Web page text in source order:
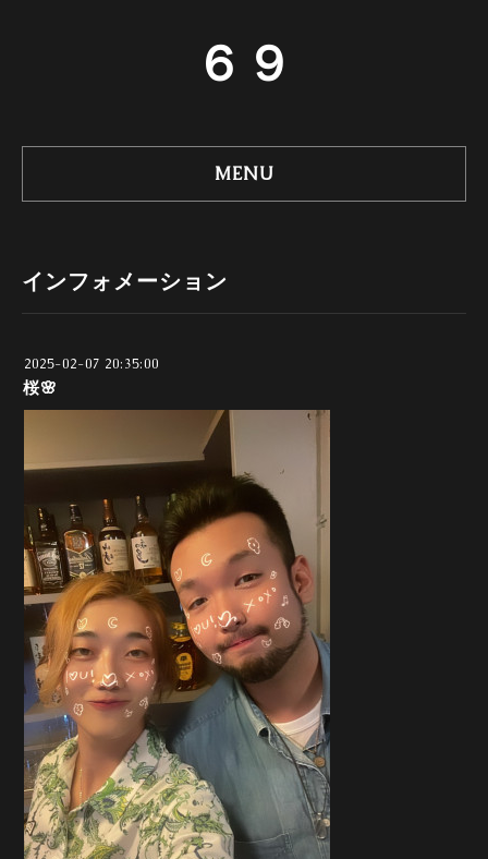
６９
MENU
インフォメーション
2025-02-07 20:35:00
桜🌸